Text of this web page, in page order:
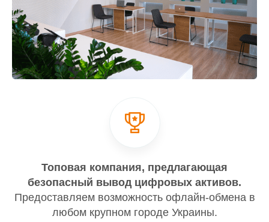
Топовая компания, предлагающая
безопасный вывод цифровых активов.
Предоставляем возможность офлайн-обмена в
любом крупном городе Украины.